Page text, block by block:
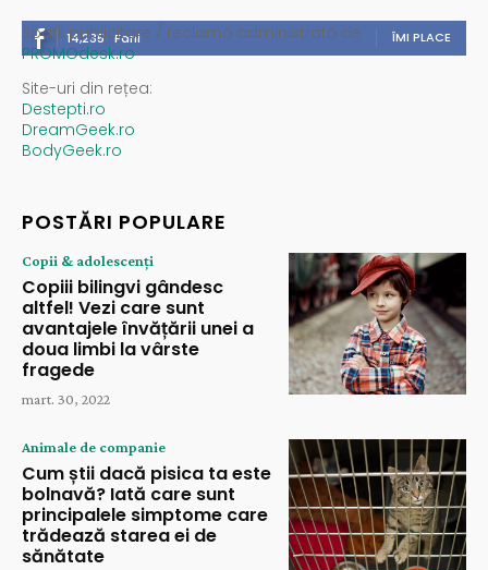
14,235 Fani ÎMI PLACE
Spații publicitare / reclamă administrată de
PROMOdesk.ro
Site-uri din rețea:
Destepti.ro
DreamGeek.ro
BodyGeek.ro
POSTĂRI POPULARE
Copii & adolescenți
Copiii bilingvi gândesc
altfel! Vezi care sunt
avantajele învățării unei a
doua limbi la vârste
fragede
mart. 30, 2022
Animale de companie
Cum știi dacă pisica ta este
bolnavă? Iată care sunt
principalele simptome care
trădează starea ei de
sănătate